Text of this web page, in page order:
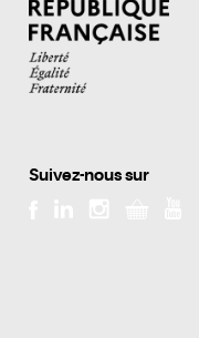
Suivez-nous sur